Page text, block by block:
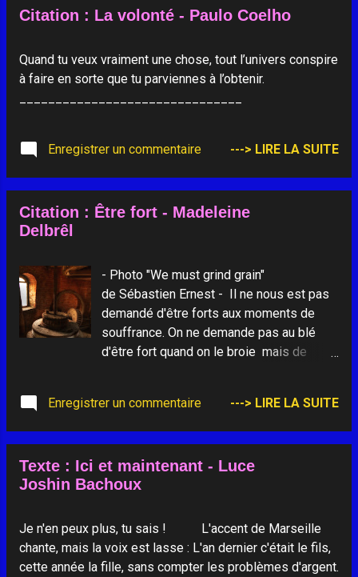
Citation : La volonté - Paulo Coelho
Quand tu veux vraiment une chose, tout l’univers conspire
à faire en sorte que tu parviennes à l’obtenir.
Enregistrer un commentaire ---> LIRE LA SUITE
Citation : Être fort - Madeleine
Delbrêl
- Photo "We must grind grain"
de Sébastien Ernest - Il ne nous est pas
demandé d'être forts aux moments de
souffrance. On ne demande pas au blé
d'être fort quand on le broie mais de
Enregistrer un commentaire
---> LIRE LA SUITE
Texte : Ici et maintenant - Luce
Joshin Bachoux
Je n'en peux plus, tu sais ! L'accent de Marseille
chante, mais la voix est lasse : L'an dernier c'était le fils,
cette année la fille, sans compter les problèmes d'argent.